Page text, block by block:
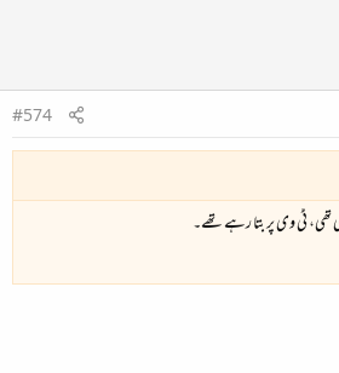
#574
تھی، ٹی وی پر بتا رہے تھے۔